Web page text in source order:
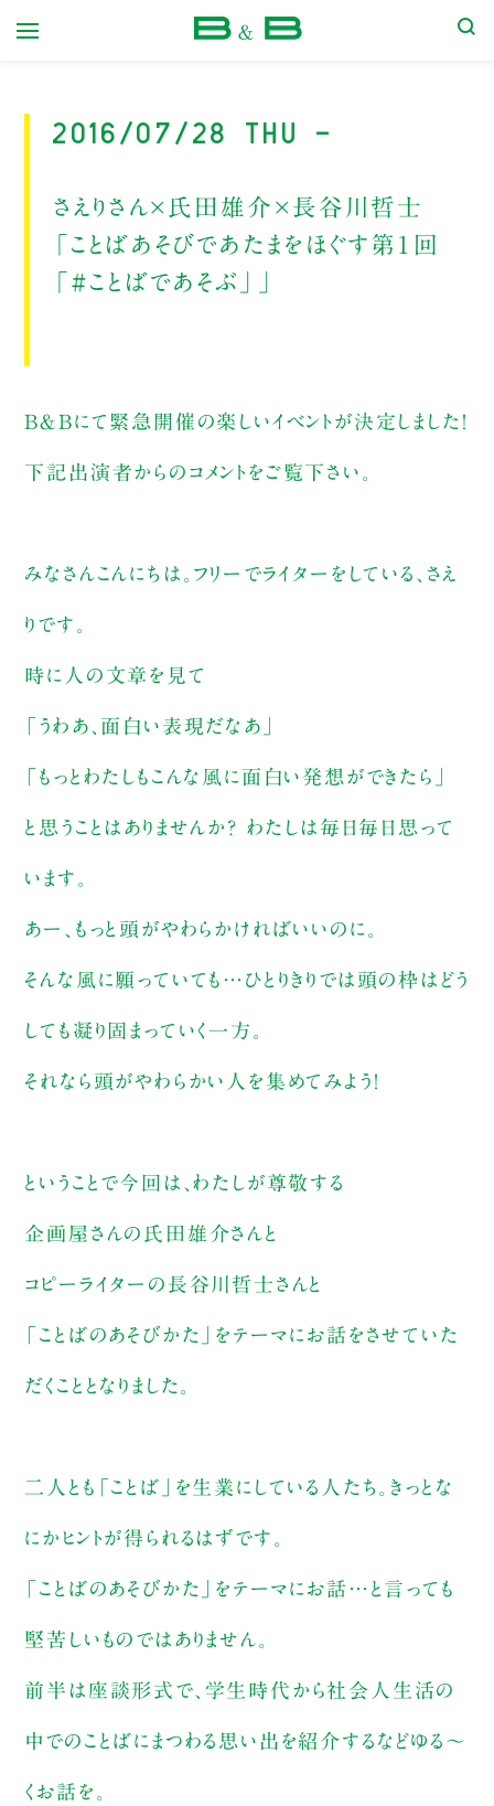
2016/07/28 Thu -
さえりさん×氏田雄介×長谷川哲士
「ことばあそびであたまをほぐす第１回
「#ことばであそぶ」」
B＆Bにて緊急開催の楽しいイベントが決定しました！
下記出演者からのコメントをご覧下さい。
みなさんこんにちは。フリーでライターをしている、さえ
りです。
時に人の文章を見て
「うわあ、面白い表現だなあ」
「もっとわたしもこんな風に面白い発想ができたら」
と思うことはありませんか？ わたしは毎日毎日思って
います。
あー、もっと頭がやわらかければいいのに。
そんな風に願っていても…ひとりきりでは頭の枠はどう
しても凝り固まっていく一方。
それなら頭がやわらかい人を集めてみよう！
ということで今回は、わたしが尊敬する
企画屋さんの氏田雄介さんと
コピーライターの長谷川哲士さんと
「ことばのあそびかた」をテーマにお話をさせていた
だくこととなりました。
二人とも「ことば」を生業にしている人たち。きっとな
にかヒントが得られるはずです。
「ことばのあそびかた」をテーマにお話…と言っても
堅苦しいものではありません。
前半は座談形式で、学生時代から社会人生活の
中でのことばにまつわる思い出を紹介するなどゆる〜
くお話を。